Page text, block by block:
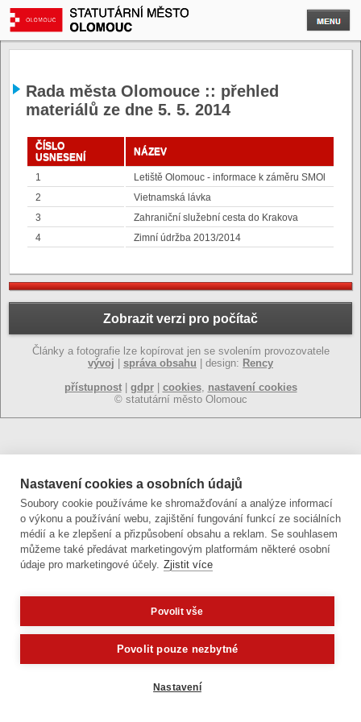
Rada města Olomouce :: přehled
materiálů ze dne 5. 5. 2014
ČÍSLO
USNESENÍ
NÁZEV
1
Letiště Olomouc - informace k záměru SMOl
2
Vietnamská lávka
3
Zahraniční služební cesta do Krakova
4
Zimní údržba 2013/2014
Zobrazit verzi pro počítač
Články a fotografie lze kopírovat jen se svolením provozovatele
vývoj
správa obsahu | design: Rency
přístupnost| gdpr| cookies, nastavení cookies
© statutární město Olomouc
Nastavení cookies a osobních údajů
Soubory cookie používáme ke shromažďování a analýze informací
o výkonu a používání webu, zajištění fungování funkcí ze sociálních
médií a ke zlepšení a přizpůsobení obsahu a reklam. Se souhlasem
můžeme také předávat marketingovým platformám některé osobní
údaje pro marketingové účely. Zjistit více
Povolit vše
Povolit pouze nezbytné
Nastavení
Potřebujete poradit?Zeptejte se